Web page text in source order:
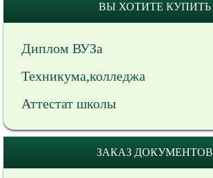
ВЫ ХОТИТЕ КУПИТЬ
Диплом ВУЗа
Техникума,колледжа
Аттестат школы
ЗАКАЗ ДОКУМЕНТОВ